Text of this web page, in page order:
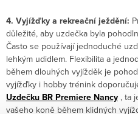
4. Vyjížďky a rekreační ježdění:
důležité, aby uzdečka byla
Často se používají jednoduché
lehkým udidlem. Flexibilita a
během dlouhých vyjížděk je
vyjížďky i hobby trénink
Uzdečku BR Premiere Nancy, ta
vašeho koně během klidných